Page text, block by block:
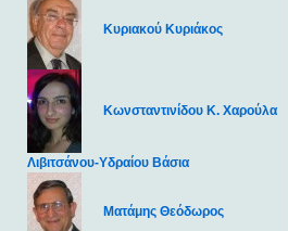
Κυριακού Κυριάκος
Κωνσταντινίδου Κ. Χαρούλα
Λιβιτσάνου-Υδραίου Βάσια
Ματάμης Θεόδωρος